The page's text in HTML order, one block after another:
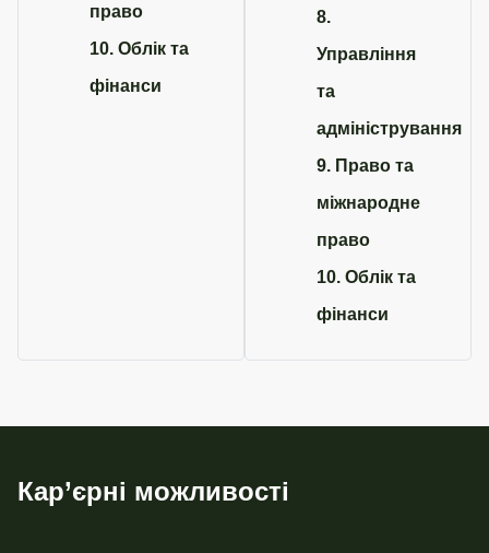
право
10. Облік та
фінанси
8.
Управління
та
адміністрування
9. Право та
міжнародне
право
10. Облік та
фінанси
Кар’єрні можливості